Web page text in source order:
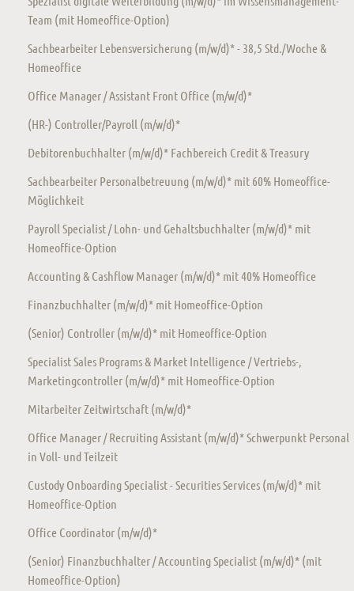
Team (mit Homeoffice-Option)
Sachbearbeiter Lebensversicherung (m/w/d)* - 38,5 Std./Woche &
Homeoffice
Office Manager / Assistant Front Office (m/w/d)*
(HR-) Controller/Payroll (m/w/d)*
Debitorenbuchhalter (m/w/d)* Fachbereich Credit & Treasury
Sachbearbeiter Personalbetreuung (m/w/d)* mit 60% Homeoffice-
Möglichkeit
Payroll Specialist / Lohn- und Gehaltsbuchhalter (m/w/d)* mit
Homeoffice-Option
Accounting & Cashflow Manager (m/w/d)* mit 40% Homeoffice
Finanzbuchhalter (m/w/d)* mit Homeoffice-Option
(Senior) Controller (m/w/d)* mit Homeoffice-Option
Specialist Sales Programs & Market Intelligence / Vertriebs-,
Marketingcontroller (m/w/d)* mit Homeoffice-Option
Mitarbeiter Zeitwirtschaft (m/w/d)*
Office Manager / Recruiting Assistant (m/w/d)* Schwerpunkt Personal
in Voll- und Teilzeit
Custody Onboarding Specialist - Securities Services (m/w/d)* mit
Homeoffice-Option
Office Coordinator (m/w/d)*
(Senior) Finanzbuchhalter / Accounting Specialist (m/w/d)* (mit
Homeoffice-Option)